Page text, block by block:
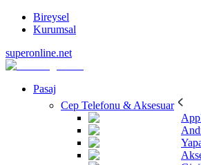
Bireysel
Kurumsal
superonline.net
Pasaj
Cep Telefonu & Aksesuar